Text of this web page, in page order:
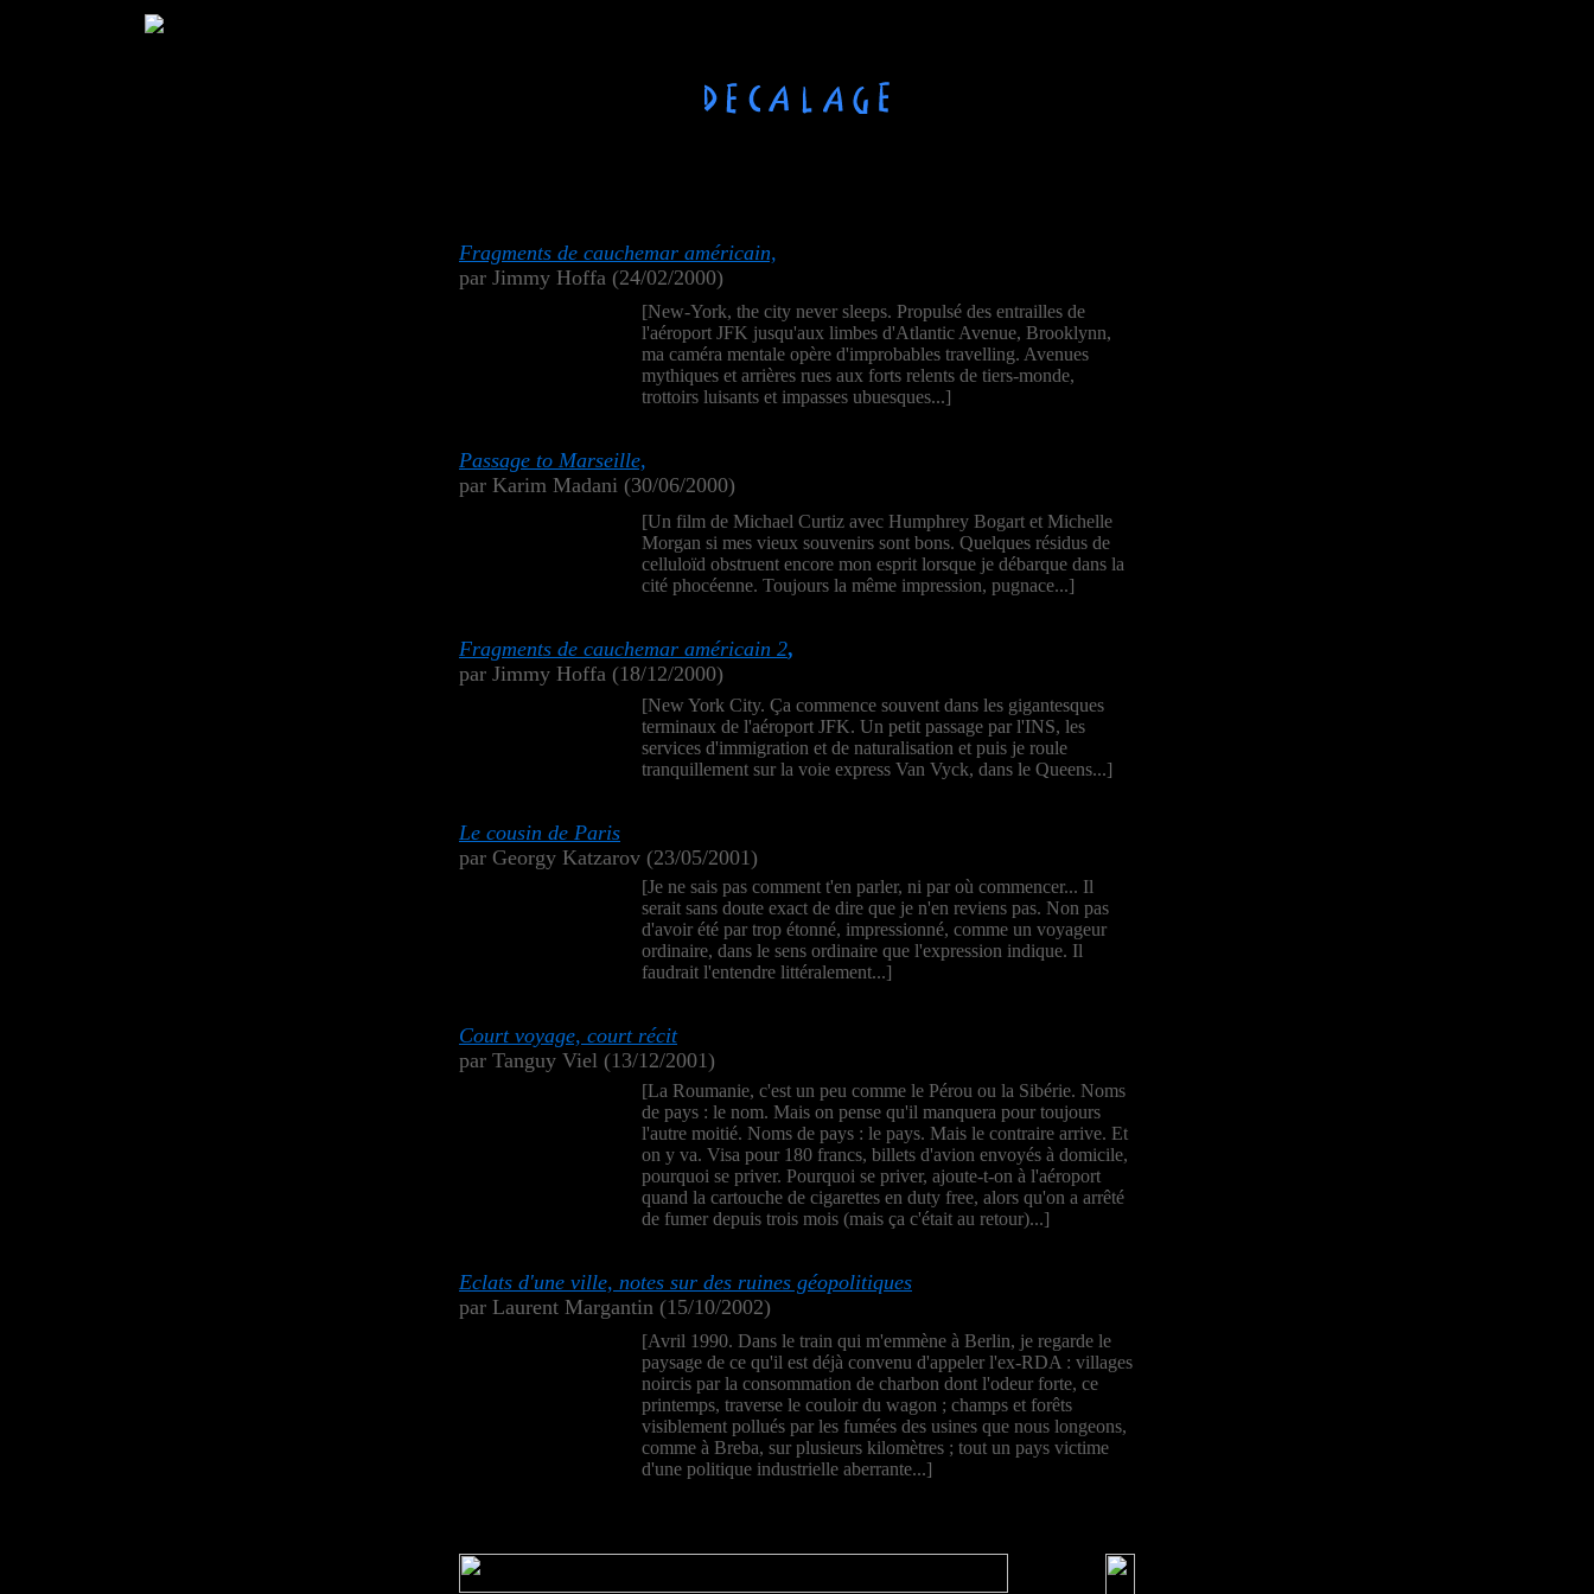
Fragments de cauchemar américain,
par Jimmy Hoffa (24/02/2000)
[New-York, the city never sleeps. Propulsé des entrailles de
l'aéroport JFK jusqu'aux limbes d'Atlantic Avenue, Brooklynn,
ma caméra mentale opère d'improbables travelling. Avenues
mythiques et arrières rues aux forts relents de tiers-monde,
trottoirs luisants et impasses ubuesques...]
Passage to Marseille,
par Karim Madani (30/06/2000)
[Un film de Michael Curtiz avec Humphrey Bogart et Michelle
Morgan si mes vieux souvenirs sont bons. Quelques résidus de
celluloïd obstruent encore mon esprit lorsque je débarque dans la
cité phocéenne. Toujours la même impression, pugnace...]
Fragments de cauchemar américain 2,
par Jimmy Hoffa (18/12/2000)
[New York City. Ça commence souvent dans les gigantesques
terminaux de l'aéroport JFK. Un petit passage par l'INS, les
services d'immigration et de naturalisation et puis je roule
tranquillement sur la voie express Van Vyck, dans le Queens...]
Le cousin de Paris
par Georgy Katzarov (23/05/2001)
[Je ne sais pas comment t'en parler, ni par où commencer... Il
serait sans doute exact de dire que je n'en reviens pas. Non pas
d'avoir été par trop étonné, impressionné, comme un voyageur
ordinaire, dans le sens ordinaire que l'expression indique. Il
faudrait l'entendre littéralement...]
Court voyage, court récit
par Tanguy Viel (13/12/2001)
[La Roumanie, c'est un peu comme le Pérou ou la Sibérie. Noms
de pays : le nom. Mais on pense qu'il manquera pour toujours
l'autre moitié. Noms de pays : le pays. Mais le contraire arrive. Et
on y va. Visa pour 180 francs, billets d'avion envoyés à domicile,
pourquoi se priver. Pourquoi se priver, ajoute-t-on à l'aéroport
quand la cartouche de cigarettes en duty free, alors qu'on a arrêté
de fumer depuis trois mois (mais ça c'était au retour)...]
Eclats d'une ville, notes sur des ruines géopolitiques
par Laurent Margantin (15/10/2002)
[Avril 1990. Dans le train qui m'emmène à Berlin, je regarde le
paysage de ce qu'il est déjà convenu d'appeler l'ex-RDA : villages
noircis par la consommation de charbon dont l'odeur forte, ce
printemps, traverse le couloir du wagon ; champs et forêts
visiblement pollués par les fumées des usines que nous longeons,
comme à Breba, sur plusieurs kilomètres ; tout un pays victime
d'une politique industrielle aberrante...]